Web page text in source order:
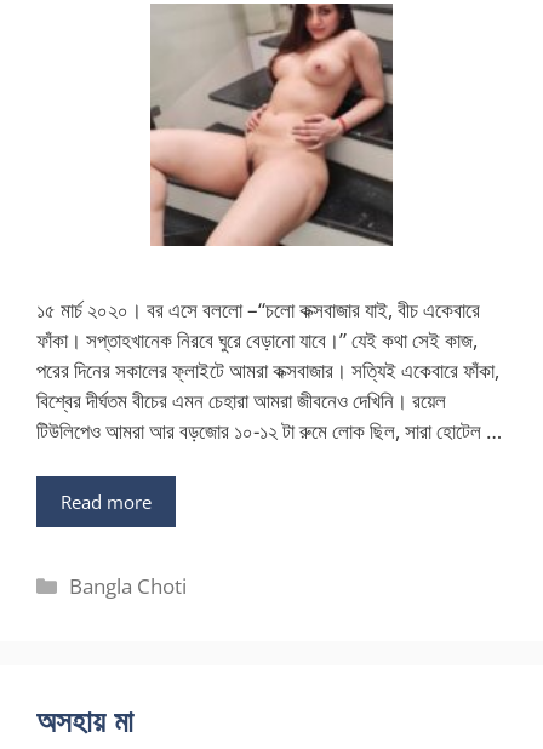
১৫ মার্চ ২০২০। বর এসে বললো –“চলো কক্সবাজার যাই, বীচ একেবারে
ফাঁকা। সপ্তাহখানেক নিরবে ঘুরে বেড়ানো যাবে।” যেই কথা সেই কাজ,
পরের দিনের সকালের ফ্লাইটে আমরা কক্সবাজার। সত্যিই একেবারে ফাঁকা,
বিশ্বের দীর্ঘতম বীচের এমন চেহারা আমরা জীবনেও দেখিনি। রয়েল
টিউলিপেও আমরা আর বড়জোর ১০-১২ টা রুমে লোক ছিল, সারা হোটেল …
Read more
Categories
Bangla Choti
অসহায় মা